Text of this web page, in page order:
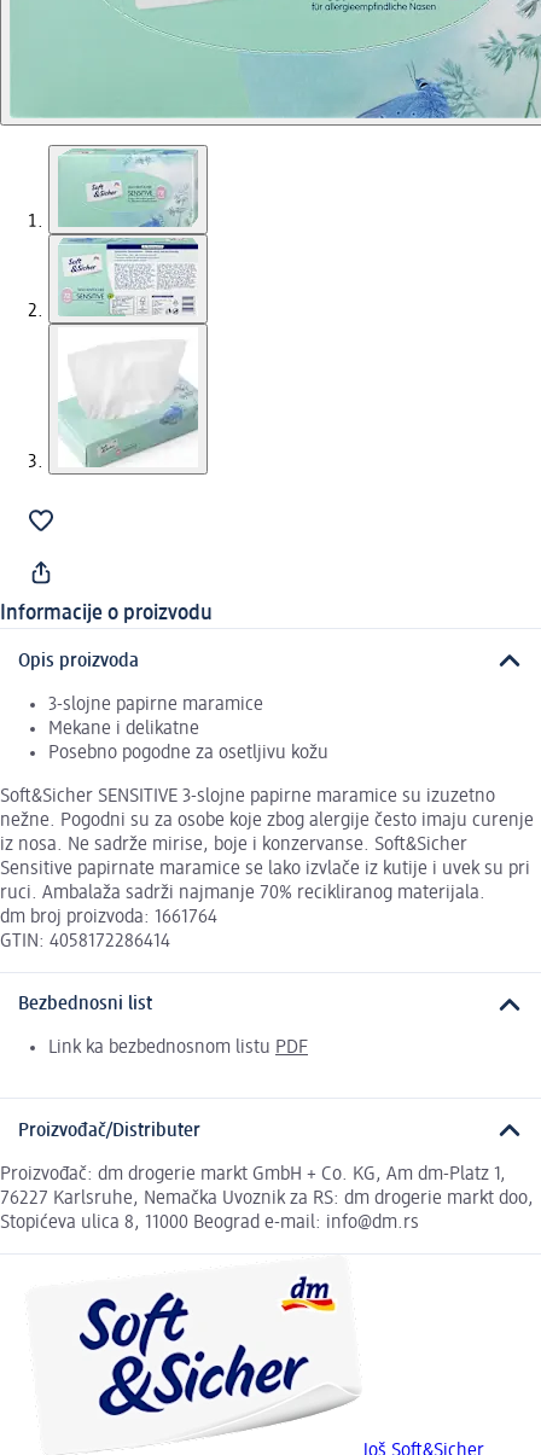
Informacije o proizvodu
Opis proizvoda
3-slojne papirne maramice
Mekane i delikatne
Posebno pogodne za osetljivu kožu
Soft&Sicher SENSITIVE 3-slojne papirne maramice su izuzetno
nežne. Pogodni su za osobe koje zbog alergije često imaju curenje
iz nosa. Ne sadrže mirise, boje i konzervanse. Soft&Sicher
Sensitive papirnate maramice se lako izvlače iz kutije i uvek su pri
ruci. Ambalaža sadrži najmanje 70% recikliranog materijala.
dm broj proizvoda: 1661764
GTIN: 4058172286414
Bezbednosni list
Link ka bezbednosnom listu PDF
Proizvođač/Distributer
Proizvođač: dm drogerie markt GmbH + Co. KG, Am dm-Platz 1,
76227 Karlsruhe, Nemačka Uvoznik za RS: dm drogerie markt doo,
Stopićeva ulica 8, 11000 Beograd e-mail: info@dm.rs